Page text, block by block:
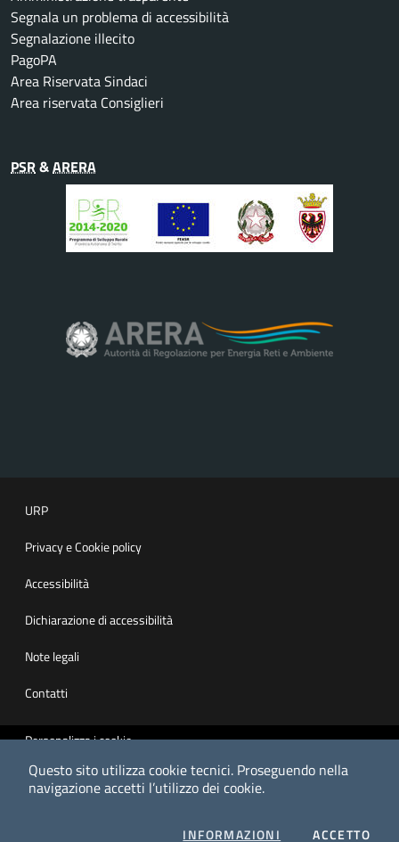
Questo sito utilizza cookie tecnici. Proseguendo nella
navigazione accetti l’utilizzo dei cookie.
INFORMAZIONI SUI COOKIES
ACCETTOI
Segnala un problema di accessibilità
Segnalazione illecito
PagoPA
Area Riservata Sindaci
Area riservata Consiglieri
PSR&ARERA
URP
Privacy e Cookie policy
Accessibilità
Dichiarazione di accessibilità
Note legali
Contatti
Personalizza i cookie
HTML valido